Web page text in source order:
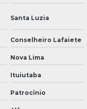
Santa Luzia
Conselheiro Lafaiete
Nova Lima
Ituiutaba
Patrocínio